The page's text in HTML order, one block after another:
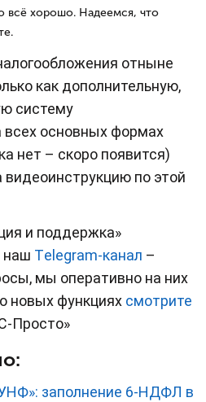
всё хорошо. Надеемся, что
отныне
как дополнительную,
систему
всех основных формах
нет – скоро появится)
видеоинструкцию по этой
и поддержка»
наш Тelegram-канал –
мы оперативно на них
новых функциях смотрите
Просто»
заполнение 6-НДФЛ в